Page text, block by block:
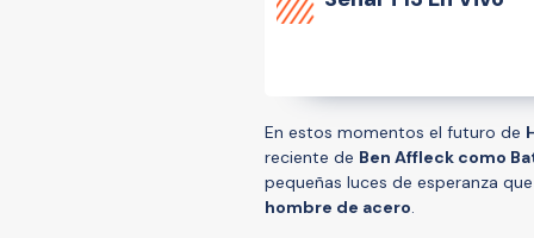
En estos momentos el futuro de
reciente de Ben Affleck como
pequeñas luces de esperanza
hombre de acero.